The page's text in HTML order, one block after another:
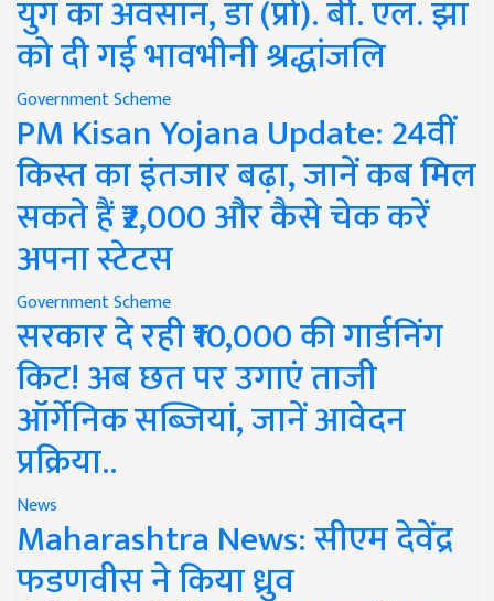
युग का अवसान, डॉ (प्रो). बी. एल. झा
को दी गई भावभीनी श्रद्धांजलि
Government Scheme
PM Kisan Yojana Update: 24वीं
किस्त का इंतजार बढ़ा, जानें कब मिल
सकते हैं ₹2,000 और कैसे चेक करें
अपना स्टेटस
Government Scheme
सरकार दे रही ₹10,000 की गार्डनिंग
किट! अब छत पर उगाएं ताजी
ऑर्गेनिक सब्जियां, जानें आवेदन
प्रक्रिया..
News
Maharashtra News: सीएम देवेंद्र
फडणवीस ने किया ध्रुव